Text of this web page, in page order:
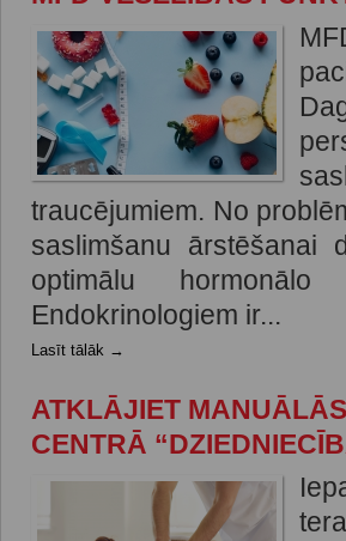
traucējumiem. No
saslimšanu ārstēšanai
optimālu
Endokrinologiem ir...
Lasīt tālāk →
ATKLĀJIET
CENTRĀ